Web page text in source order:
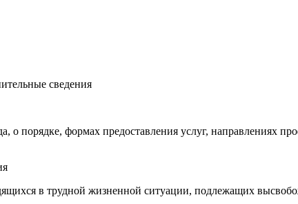
сведения
порядке, формах предоставления услуг, направлениях
в трудной жизненной ситуации, подлежащих